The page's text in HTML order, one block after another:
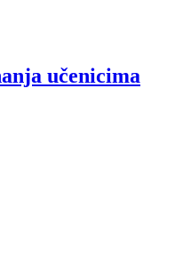
učenicima